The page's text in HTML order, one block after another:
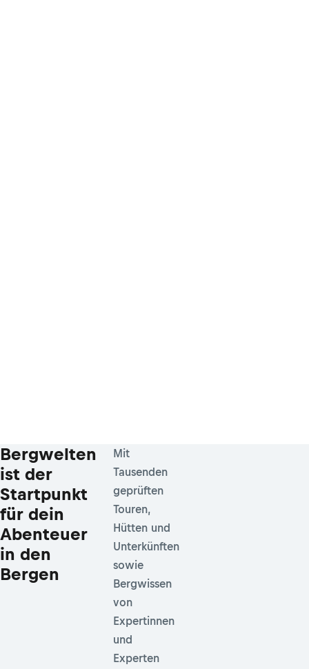
Bergwelten
ist der
Startpunkt
für dein
Abenteuer
in den
Bergen
Mit
Tausenden
geprüften
Touren,
Hütten und
Unterkünften
sowie
Bergwissen
von
Expertinnen
und
Experten